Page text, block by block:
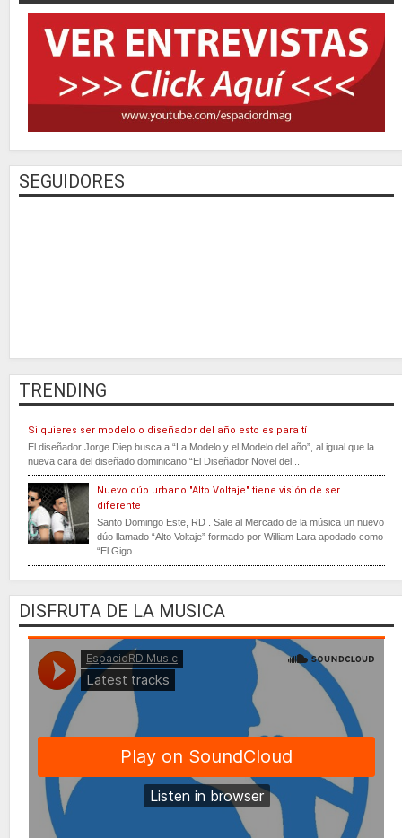
SEGUIDORES
TRENDING
Si quieres ser modelo o diseñador del año esto es para tí
El diseñador Jorge Diep busca a “La Modelo y el Modelo del año”, al igual que la
nueva cara del diseñado dominicano “El Diseñador Novel del...
Nuevo dúo urbano "Alto Voltaje" tiene visión de ser
diferente
Santo Domingo Este, RD . Sale al Mercado de la música un nuevo
dúo llamado “Alto Voltaje” formado por William Lara apodado como
“El Gigo...
DISFRUTA DE LA MUSICA